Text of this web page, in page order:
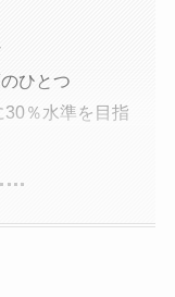
ひとつ
％水準を目指